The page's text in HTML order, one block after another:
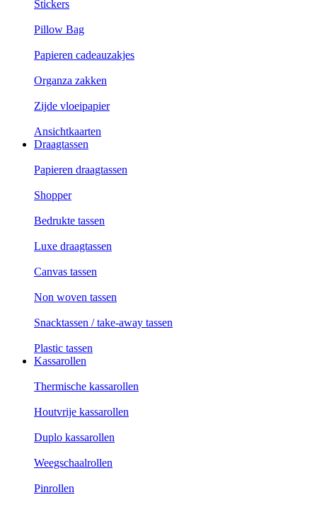
Stickers
Pillow Bag
Papieren cadeauzakjes
Organza zakken
Zijde vloeipapier
Ansichtkaarten
Draagtassen
Papieren draagtassen
Shopper
Bedrukte tassen
Luxe draagtassen
Canvas tassen
Non woven tassen
Snacktassen / take-away tassen
Plastic tassen
Kassarollen
Thermische kassarollen
Houtvrije kassarollen
Duplo kassarollen
Weegschaalrollen
Pinrollen